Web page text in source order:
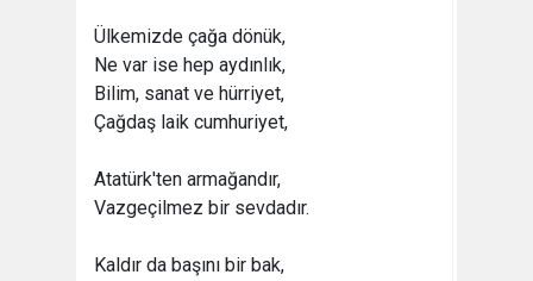
Ülkemizde çağa dönük,
Ne var ise hep aydınlık,
Bilim, sanat ve hürriyet,
Çağdaş laik cumhuriyet,
Atatürk'ten armağandır,
Vazgeçilmez bir sevdadır.
Kaldır da başını bir bak,